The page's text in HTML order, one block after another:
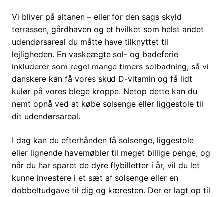
Vi bliver på altanen – eller for den sags skyld
terrassen, gårdhaven og et hvilket som helst andet
udendørsareal du måtte have tilknyttet til
lejligheden. En vaskeægte sol- og badeferie
inkluderer som regel mange timers solbadning, så vi
danskere kan få vores skud D-vitamin og få lidt
kulør på vores blege kroppe. Netop dette kan du
nemt opnå ved at købe solsenge eller liggestole til
dit udendørsareal.
I dag kan du efterhånden få solsenge, liggestole
eller lignende havemøbler til meget billige penge, og
når du har sparet de dyre flybilletter i år, vil du let
kunne investere i et sæt af solsenge eller en
dobbeltudgave til dig og kæresten. Der er lagt op til